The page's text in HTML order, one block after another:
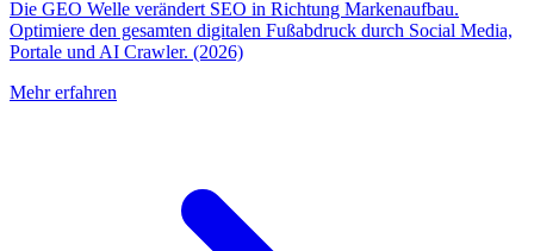
Die GEO Welle verändert SEO in Richtung Markenaufbau.
Optimiere den gesamten digitalen Fußabdruck durch Social Media,
Portale und AI Crawler. (2026)
Mehr erfahren